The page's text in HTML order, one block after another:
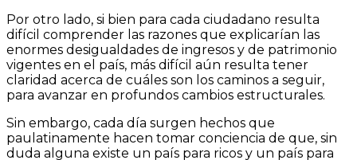
Por otro lado, si bien para cada ciudadano resulta
difícil comprender las razones que explicarían las
enormes desigualdades de ingresos y de patrimonio
vigentes en el país, más difícil aún resulta tener
claridad acerca de cuáles son los caminos a seguir,
para avanzar en profundos cambios estructurales.
Sin embargo, cada día surgen hechos que
paulatinamente hacen tomar conciencia de que, sin
duda alguna existe un país para ricos y un país para